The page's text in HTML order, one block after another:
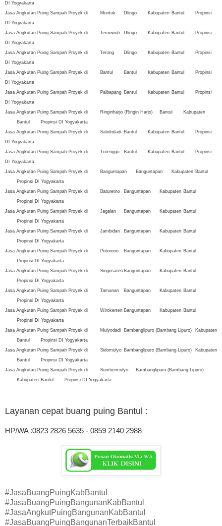
DI Yogyakarta
Jasa Angkutan Puing Sampah Proyek di
Muntuk Dlingo Kabupaten Bantul
Propinsi
DI Yogyakarta
Jasa Angkutan Puing Sampah Proyek di
Temuwuh Dlingo Kabupaten Bantul
Propinsi
DI Yogyakarta
Jasa Angkutan Puing Sampah Proyek di
Terong Dlingo Kabupaten Bantul
Propinsi
DI Yogyakarta
Jasa Angkutan Puing Sampah Proyek di
Bantul Bantul Kabupaten Bantul
Propinsi
DI Yogyakarta
Jasa Angkutan Puing Sampah Proyek di
Palbapang Bantul Kabupaten Bantul
Propinsi
DI Yogyakarta
Jasa Angkutan Puing Sampah Proyek di
Ringinharjo (Ringin Harjo) Bantul
Kabupaten
Bantul
Propinsi DI Yogyakarta
Jasa Angkutan Puing Sampah Proyek di
Sabdodadi Bantul Kabupaten Bantul
Propinsi
DI Yogyakarta
Jasa Angkutan Puing Sampah Proyek di
Trirenggo Bantul Kabupaten Bantul
Propinsi
DI Yogyakarta
Jasa Angkutan Puing Sampah Proyek di
Banguntapan Banguntapan Kabupaten Bantul
Propinsi DI Yogyakarta
Jasa Angkutan Puing Sampah Proyek di
Baturetno Banguntapan Kabupaten Bantul
Propinsi DI Yogyakarta
Jasa Angkutan Puing Sampah Proyek di
Jagalan Banguntapan Kabupaten Bantul
Propinsi DI Yogyakarta
Jasa Angkutan Puing Sampah Proyek di
Jambidan Banguntapan Kabupaten Bantul
Propinsi DI Yogyakarta
Jasa Angkutan Puing Sampah Proyek di
Potorono Banguntapan Kabupaten Bantul
Propinsi DI Yogyakarta
Jasa Angkutan Puing Sampah Proyek di
Singosaren Banguntapan Kabupaten Bantul
Propinsi DI Yogyakarta
Jasa Angkutan Puing Sampah Proyek di
Tamanan Banguntapan Kabupaten Bantul
Propinsi DI Yogyakarta
Jasa Angkutan Puing Sampah Proyek di
Wirokerten Banguntapan Kabupaten Bantul
Propinsi DI Yogyakarta
Jasa Angkutan Puing Sampah Proyek di
Mulyodadi Bambanglipuro (Bambang Lipuro)
Kabupaten
Bantul
Propinsi DI Yogyakarta
Jasa Angkutan Puing Sampah Proyek di
Sidomulyo Bambanglipuro (Bambang Lipuro)
Kabupaten
Bantul
Propinsi DI Yogyakarta
Jasa Angkutan Puing Sampah Proyek di
Sumbermulyo
Bambanglipuro (Bambang Lipuro)
Kabupaten Bantul Propinsi DI Yogyakarta
Layanan cepat buang puing Bantul :
HP/WA :0823 2826 5635 - 0859 2140 2988
#JasaBuangPuingKabBantul
#JasaBuangPuingBangunanKabBantul
#JasaAngkutPuingBangunanKabBantul
#JasaBuangPuingBangunanTerbaikBantul